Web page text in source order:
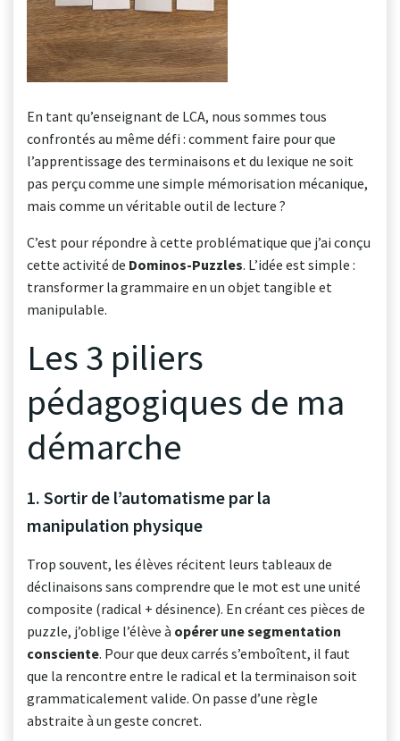
En tant qu’enseignant de LCA, nous sommes tous
confrontés au même défi : comment faire pour que
l’apprentissage des terminaisons et du lexique ne soit
pas perçu comme une simple mémorisation mécanique,
mais comme un véritable outil de lecture ?
C’est pour répondre à cette problématique que j’ai conçu
cette activité de Dominos-Puzzles. L’idée est simple :
transformer la grammaire en un objet tangible et
manipulable.
Les 3 piliers
pédagogiques de ma
démarche
1. Sortir de l’automatisme par la
manipulation physique
Trop souvent, les élèves récitent leurs tableaux de
déclinaisons sans comprendre que le mot est une unité
composite (radical + désinence). En créant ces pièces de
puzzle, j’oblige l’élève à opérer une segmentation
consciente. Pour que deux carrés s’emboîtent, il faut
que la rencontre entre le radical et la terminaison soit
grammaticalement valide. On passe d’une règle
abstraite à un geste concret.